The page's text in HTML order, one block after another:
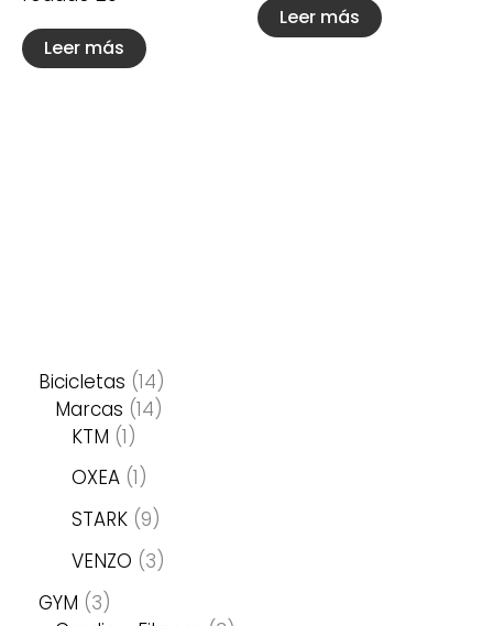
Bicicletas 14
Marcas 14
KTM 1
OXEA 1
STARK 9
VENZO 3
GYM 3
Leer más
Leer más